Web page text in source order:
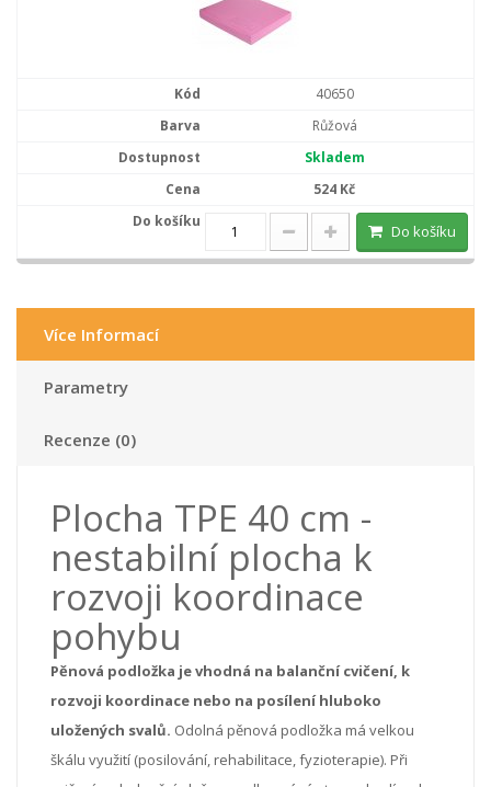
40650
Růžová
Skladem
524 Kč
Do košíku
Více Informací
Parametry
Recenze (0)
Plocha TPE 40 cm -
nestabilní plocha k
rozvoji koordinace
pohybu
Pěnová podložka je vhodná na balanční cvičení, k
rozvoji koordinace nebo na posílení hluboko
uložených svalů. Odolná pěnová podložka má velkou
škálu využití (posilování, rehabilitace, fyzioterapie). Při